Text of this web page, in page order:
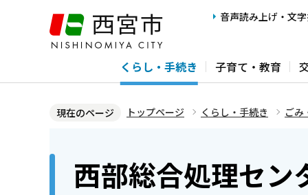
ジ
音声読み上げ・文
くらし・手続き 子育て・教育
現在のページ トップページ くらし・手続き ごみ
西部総合処理セン